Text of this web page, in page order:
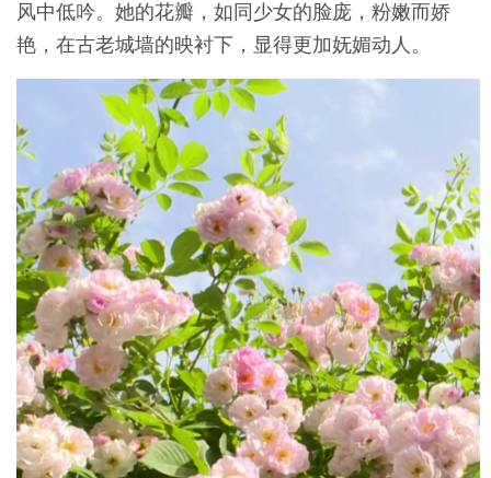
风中低吟。她的花瓣，如同少女的脸庞，粉嫩而娇
艳，在古老城墙的映衬下，显得更加妩媚动人。